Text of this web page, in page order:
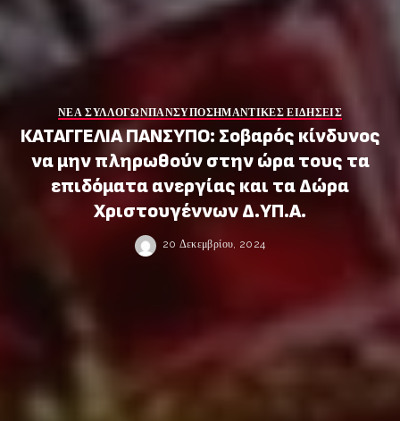
ΝΕΑ ΣΥΛΛΟΓΩΝΠΑΝΣΥΠΟΣΗΜΑΝΤΙΚΕΣ ΕΙΔΗΣΕΙΣ
ΚΑΤΑΓΓΕΛΙΑ ΠΑΝΣΥΠΟ: Σοβαρός κίνδυνος
να μην πληρωθούν στην ώρα τους τα
επιδόματα ανεργίας και τα Δώρα
Χριστουγέννων Δ.ΥΠ.Α.
20 Δεκεμβρίου, 2024